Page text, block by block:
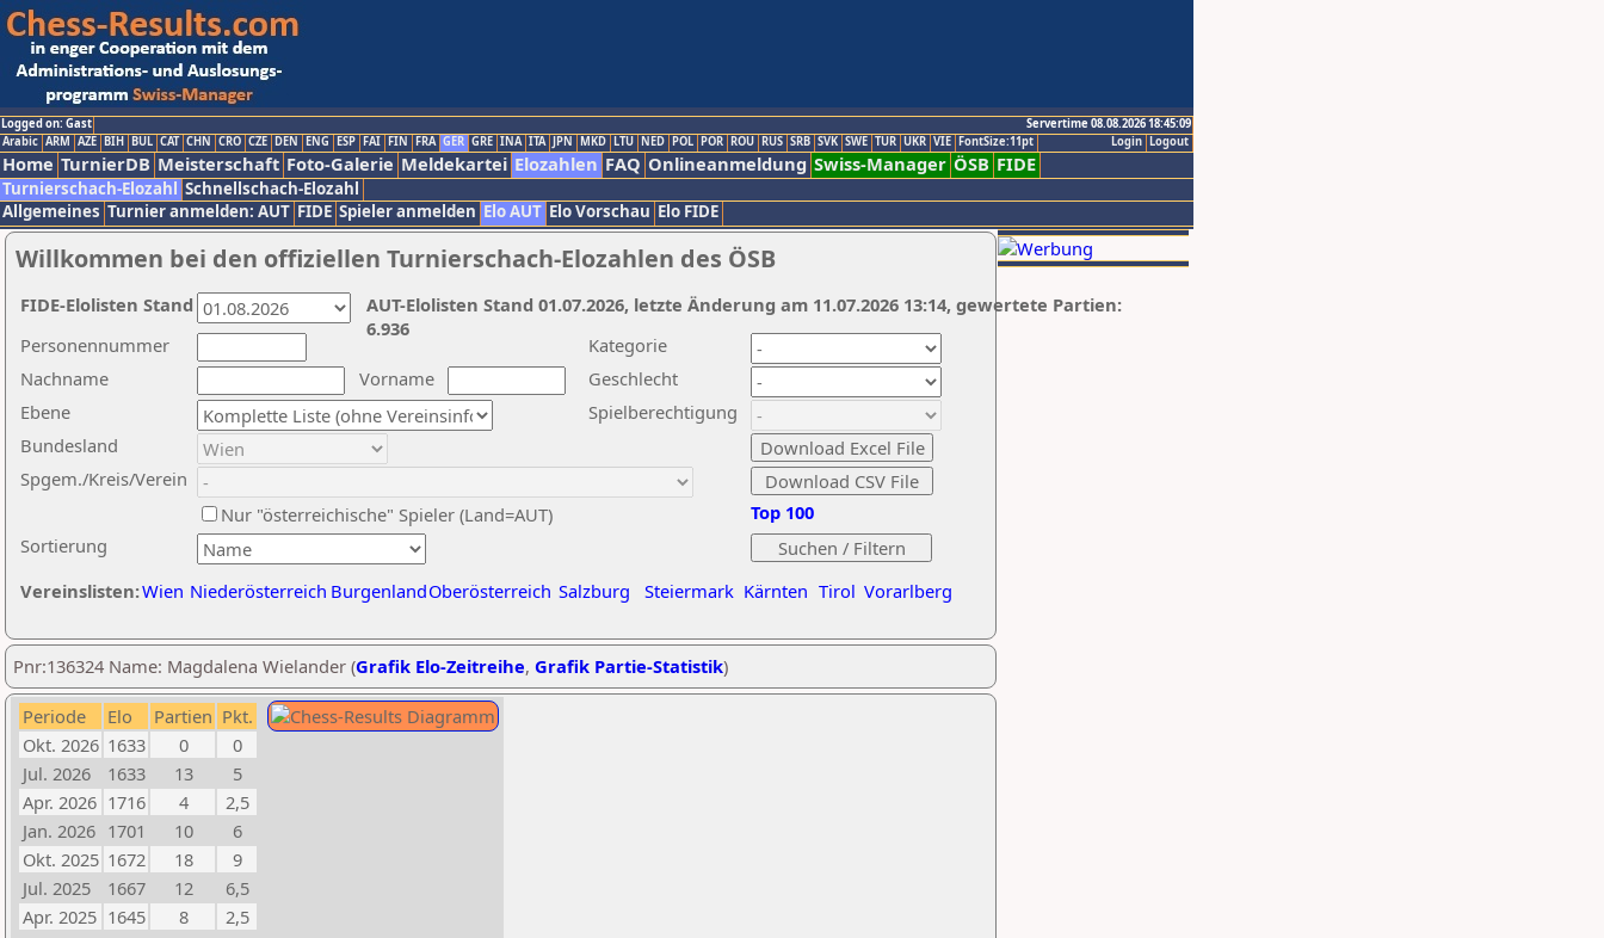
Logged on: Gast
Servertime 08.08.2026 18:45:09
Logout
Login
Arabic ARM AZE BIH BUL CAT CHN CRO CZE DEN ENG ESP FAI FIN FRA GER GRE INA ITA JPN MKD LTU NED POL POR ROU RUS SRB SVK SWE TUR UKR VIE FontSize:11pt
Home TurnierDB Meisterschaft Foto-Galerie Meldekartei Elozahlen FAQ Onlineanmeldung Swiss-Manager ÖSB FIDE
Turnierschach-Elozahl Schnellschach-Elozahl
Allgemeines Turnier anmelden: AUT FIDE Spieler anmelden Elo AUT Elo Vorschau Elo FIDE
Willkommen bei den offiziellen Turnierschach-Elozahlen des ÖSB
Nachname
Vorname
Ebene
Kategorie
Sortierung
Personennummer
Bundesland
Spgem./Kreis/Verein
Geschlecht
Nur "österreichische" Spieler (Land=AUT)
Spielberechtigung
Vereinslisten:Wien Niederösterreich BurgenlandOberösterreich Salzburg Steiermark Kärnten Tirol Vorarlberg
Top 100
AUT-Elolisten Stand 01.07.2026, letzte Änderung am 11.07.2026 13:14, gewertete Partien:
6.936
FIDE-Elolisten Stand
Pnr:136324 Name: Magdalena Wielander (Grafik Elo-Zeitreihe, Grafik Partie-Statistik)
Periode Elo Partien Pkt.
Okt. 2026 1633 0
0
Jul. 2026
1633 13
5
Apr. 2026 1716 4
2,5
Jan. 2026 1701 10
6
Okt. 2025 1672 18
9
Jul. 2025
1667 12
6,5
Apr. 2025 1645 8
2,5